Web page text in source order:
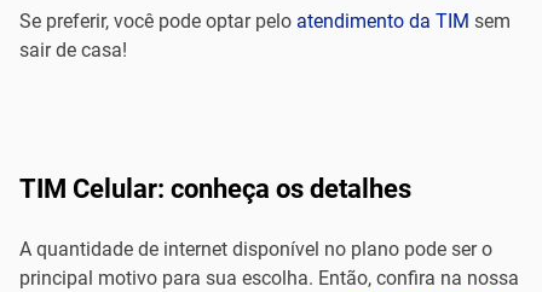
Se preferir, você pode optar pelo atendimento da TIM sem
sair de casa!
TIM Celular: conheça os detalhes
A quantidade de internet disponível no plano pode ser o
principal motivo para sua escolha. Então, confira na nossa